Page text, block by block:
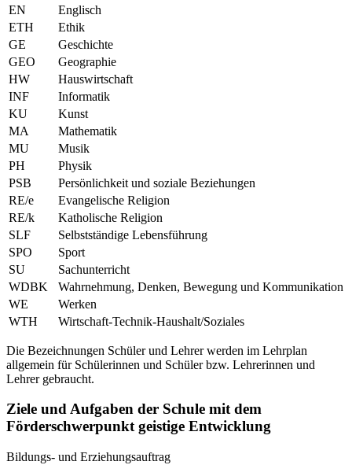
EN
Englisch
ETH
Ethik
GE
Geschichte
GEO
Geographie
HW
Hauswirtschaft
INF
Informatik
KU
Kunst
MA
Mathematik
MU
Musik
PH
Physik
PSB
Persönlichkeit und soziale Beziehungen
RE/e
Evangelische Religion
RE/k
Katholische Religion
SLF
Selbstständige Lebensführung
SPO
Sport
SU
Sachunterricht
WDBK
Wahrnehmung, Denken, Bewegung und Kommunikation
WE
Werken
WTH
Wirtschaft-Technik-Haushalt/Soziales
Die Bezeichnungen Schüler und Lehrer werden im Lehrplan
allgemein für Schülerinnen und Schüler bzw. Lehrerinnen und
Lehrer gebraucht.
Ziele und Aufgaben der Schule mit dem
Förderschwerpunkt geistige Entwicklung
Bildungs- und Erziehungsauftrag